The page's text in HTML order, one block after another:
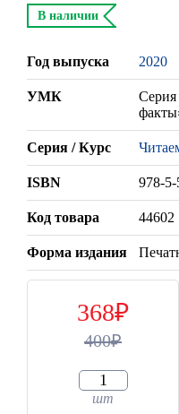
В наличии
Год выпуска 2020
УМК
Серия / Курс
ISBN 978-
Код товара 44602
Форма издания
368
400
шт